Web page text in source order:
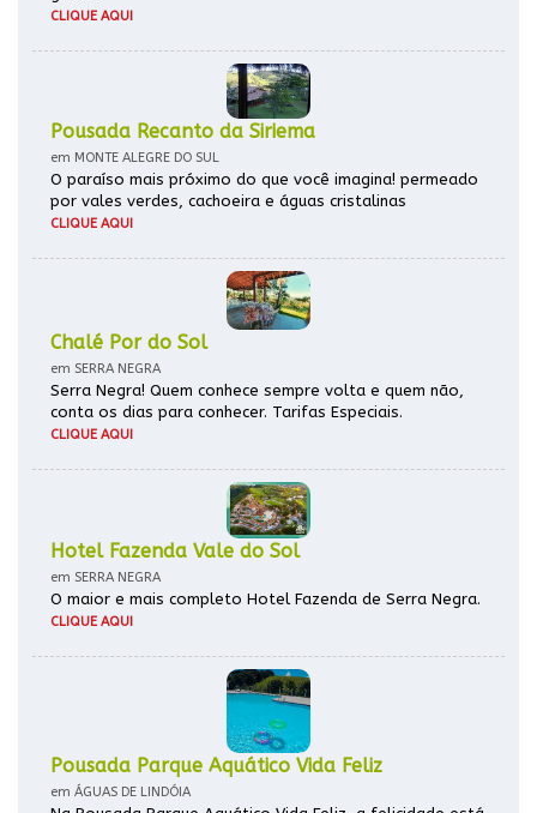
CLIQUE AQUI
Pousada Recanto da Siriema
em MONTE ALEGRE DO SUL
O paraíso mais próximo do que você imagina! permeado
por vales verdes, cachoeira e águas cristalinas
CLIQUE AQUI
Chalé Por do Sol
em SERRA NEGRA
Serra Negra! Quem conhece sempre volta e quem não,
conta os dias para conhecer. Tarifas Especiais.
CLIQUE AQUI
Hotel Fazenda Vale do Sol
em SERRA NEGRA
O maior e mais completo Hotel Fazenda de Serra Negra.
CLIQUE AQUI
Pousada Parque Aquático Vida Feliz
em ÁGUAS DE LINDÓIA